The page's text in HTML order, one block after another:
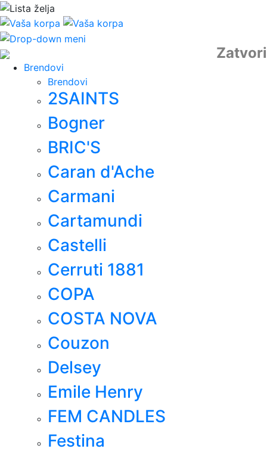
Zatvori
Brendovi
Brendovi
2SAINTS
Bogner
BRIC'S
Caran d'Ache
Carmani
Cartamundi
Castelli
Cerruti 1881
COPA
COSTA NOVA
Couzon
Delsey
Emile Henry
FEM CANDLES
Festina